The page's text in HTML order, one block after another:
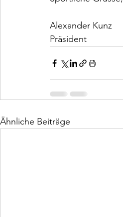
Alexander Kunz
Präsident
Ähnliche Beiträge